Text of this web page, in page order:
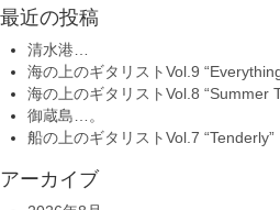
最近の投稿
清水港…
海の上のギタリストVol.9
海の上のギタリストVol.8 “Summer
御蔵島…。
船の上のギタリストVol.7 “Tenderly”
アーカイブ